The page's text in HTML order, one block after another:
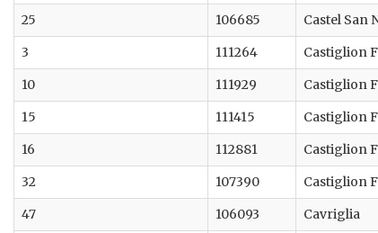
25
106685 Castel San
3
111264 Castiglion
10
111929 Castiglion
15
111415 Castiglion
16
112881 Castiglion
32
107390 Castiglion
47
106093 Cavriglia